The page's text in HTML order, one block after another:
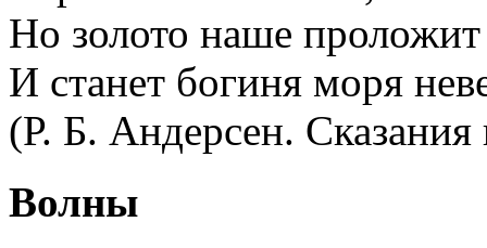
Но золото наше
И станет богиня моря
(Р. Б. Андерсен. Сказания
Волны